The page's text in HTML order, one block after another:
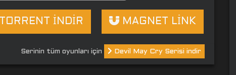
MAGNET LİNK
TORRENT İNDİR
Serinin tüm oyunları için Devil May Cry Serisi indir